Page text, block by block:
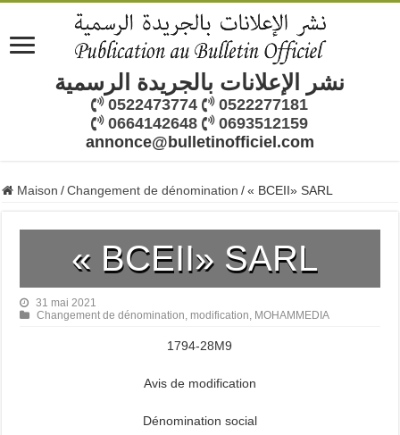
نشر الإعلانات بالجريدة الرسمية
0522473774
0522277181
0664142648
0693512159
annonce@bulletinofficiel.com
Maison / Changement de dénomination / « BCEII» SARL
« BCEII» SARL
31 mai 2021
Changement de dénomination, modification, MOHAMMEDIA
1794-28M9
Avis de modification
Dénomination social